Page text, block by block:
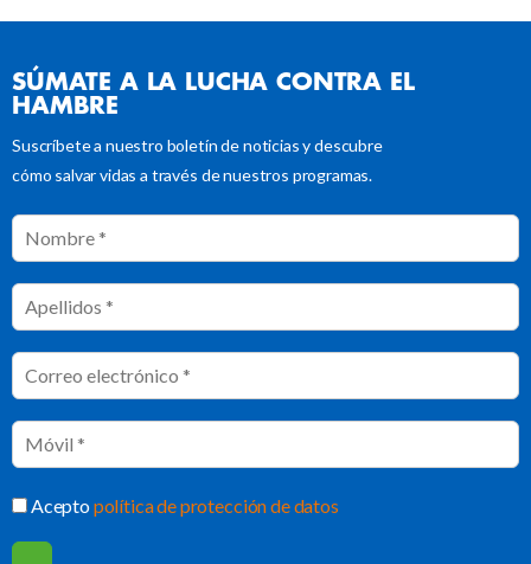
SÚMATE A LA LUCHA CONTRA EL
HAMBRE
Suscríbete a nuestro boletín de noticias y descubre
cómo salvar vidas a través de nuestros programas.
Aceptopolítica de protección de datos